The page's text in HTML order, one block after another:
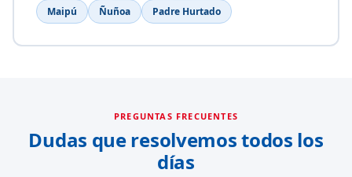
Maipú
Ñuñoa Padre Hurtado
PREGUNTAS FRECUENTES
Dudas que resolvemos todos los
días